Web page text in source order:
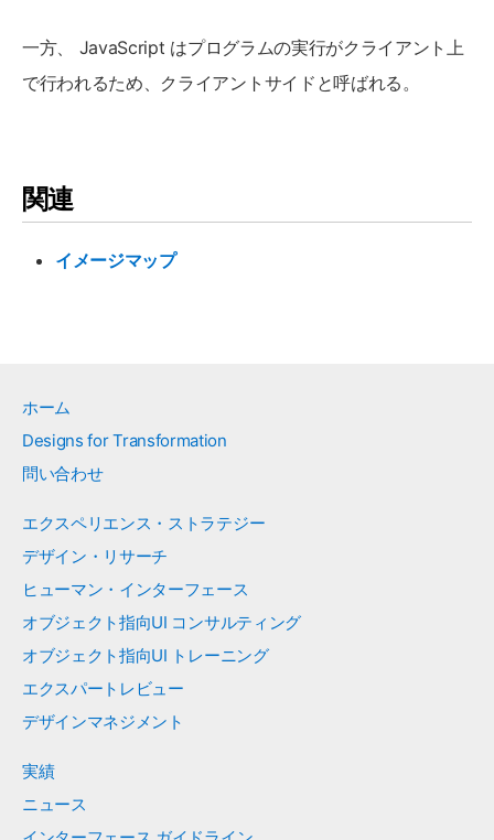
一方、 JavaScript はプログラムの実行がクライアント上
で行われるため、クライアントサイドと呼ばれる。
関連
イメージマップ
ホーム
Designs for Transformation
問い合わせ
エクスペリエンス・ストラテジー
デザイン・リサーチ
ヒューマン・インターフェース
オブジェクト指向UI コンサルティング
オブジェクト指向UI トレーニング
エクスパートレビュー
デザインマネジメント
実績
ニュース